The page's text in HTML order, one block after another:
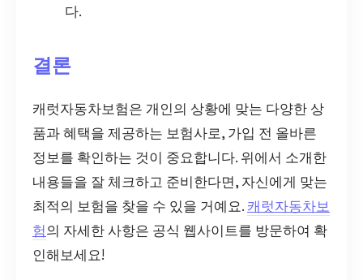
다.
결론
캐럿자동차보험은 개인의 상황에 맞는 다양한 상
품과 혜택을 제공하는 보험사로, 가입 전 올바른
정보를 확인하는 것이 중요합니다. 위에서 소개한
내용들을 잘 체크하고 준비한다면, 자신에게 맞는
최적의 보험을 찾을 수 있을 거예요. 캐럿자동차보
험의 자세한 사항은 공식 웹사이트를 방문하여 확
인해보세요!